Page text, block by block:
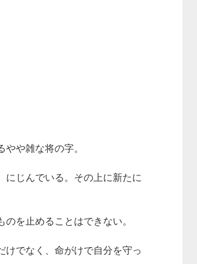
や雑な将の字。
にじんでいる。その上に新たに
を止めることはできない。
けでなく、命がけで自分を守っ